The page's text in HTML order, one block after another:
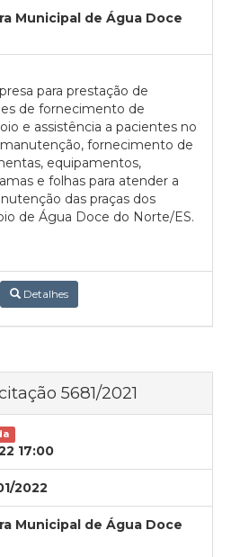
Municipal de Água Doce
para prestação de
de fornecimento de
e assistência a pacientes no
fornecimento de
equipamentos,
e folhas para atender a
das praças dos
de Água Doce do Norte/ES.
Detalhes
5681/2021
17:00
2022
Municipal de Água Doce